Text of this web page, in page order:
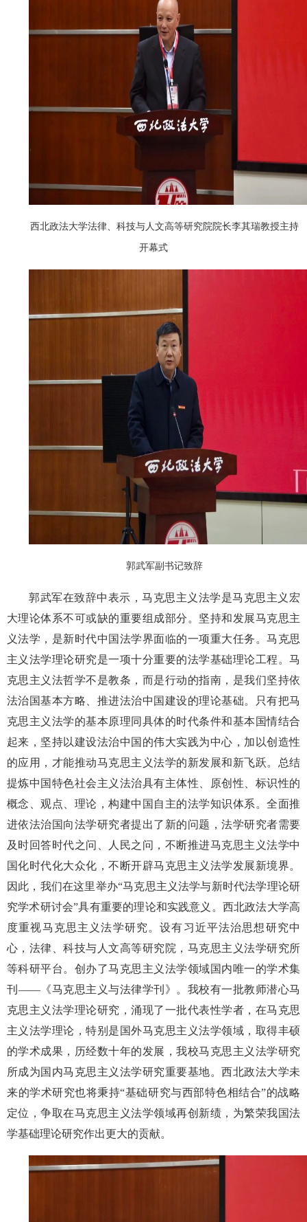
西北政法大学法律、科技与人文高等研究院院长李其瑞教授主持
开幕式
郭武军副书记致辞
郭武军在致辞中表示，马克思主义法学是马克思主义宏
大理论体系不可或缺的重要组成部分。坚持和发展马克思主
义法学，是新时代中国法学界面临的一项重大任务。马克思
主义法学理论研究是一项十分重要的法学基础理论工程。马
克思主义法哲学不是教条，而是行动的指南，是我们坚持依
法治国基本方略、推进法治中国建设的理论基础。只有把马
克思主义法学的基本原理同具体的时代条件和基本国情结合
起来，坚持以建设法治中国的伟大实践为中心，加以创造性
的应用，才能推动马克思主义法学的新发展和新飞跃。总结
提炼中国特色社会主义法治具有主体性、原创性、标识性的
概念、观点、理论，构建中国自主的法学知识体系。全面推
进依法治国向法学研究者提出了新的问题，法学研究者需要
及时回答时代之问、人民之问，不断推进马克思主义法学中
国化时代化大众化，不断开辟马克思主义法学发展新境界。
因此，我们在这里举办“马克思主义法学与新时代法学理论研
究学术研讨会”具有重要的理论和实践意义。西北政法大学高
度重视马克思主义法学研究。设有习近平法治思想研究中
心，法律、科技与人文高等研究院，马克思主义法学研究所
等科研平台。创办了马克思主义法学领域国内唯一的学术集
刊——《马克思主义与法律学刊》。我校有一批教师潜心马
克思主义法学理论研究，涌现了一批代表性学者，在马克思
主义法学理论，特别是国外马克思主义法学领域，取得丰硕
的学术成果，历经数十年的发展，我校马克思主义法学研究
所成为国内马克思主义法学研究重要基地。西北政法大学未
来的学术研究也将秉持“基础研究与西部特色相结合”的战略
定位，争取在马克思主义法学领域再创新绩，为繁荣我国法
学基础理论研究作出更大的贡献。